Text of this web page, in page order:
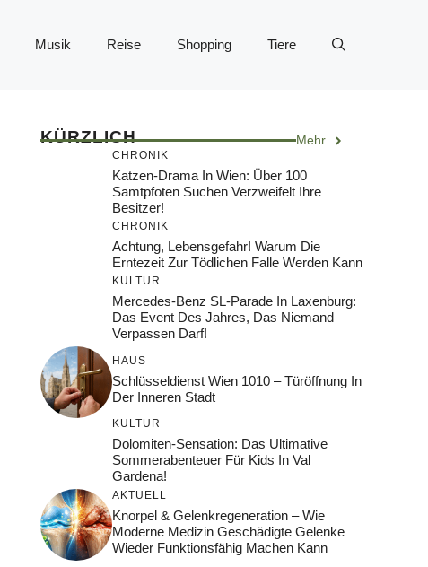
Musik Reise Shopping Tiere
KÜRZLICH Mehr
CHRONIK
Katzen-Drama In Wien: Über 100
Samtpfoten Suchen Verzweifelt Ihre
Besitzer!
CHRONIK
Achtung, Lebensgefahr! Warum Die
Erntezeit Zur Tödlichen Falle Werden Kann
KULTUR
Mercedes-Benz SL-Parade In Laxenburg:
Das Event Des Jahres, Das Niemand
Verpassen Darf!
HAUS
Schlüsseldienst Wien 1010 – Türöffnung In
Der Inneren Stadt
KULTUR
Dolomiten-Sensation: Das Ultimative
Sommerabenteuer Für Kids In Val
Gardena!
AKTUELL
Knorpel & Gelenkregeneration – Wie
Moderne Medizin Geschädigte Gelenke
Wieder Funktionsfähig Machen Kann